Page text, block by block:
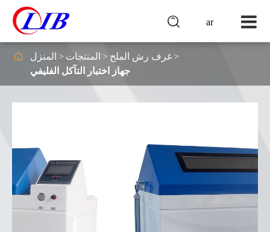
ar

 المنزل المنتجات
غرف رش الملح
جهاز اختبار التآكل الفليفي